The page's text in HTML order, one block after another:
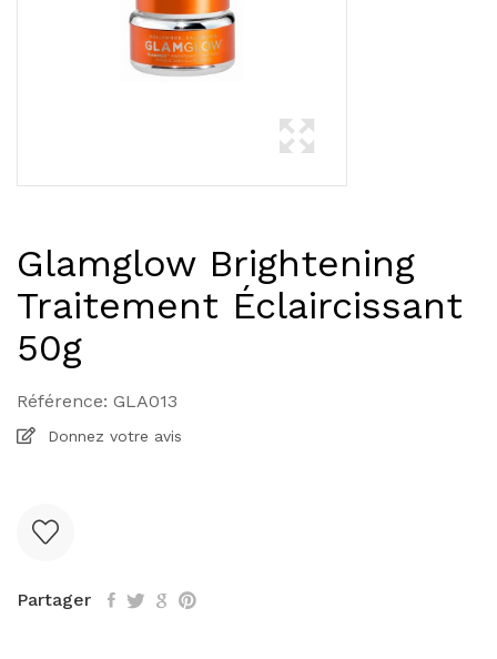
Glamglow Brightening
Traitement Éclaircissant
50g
Référence: GLA013
Donnez votre avis
Partager